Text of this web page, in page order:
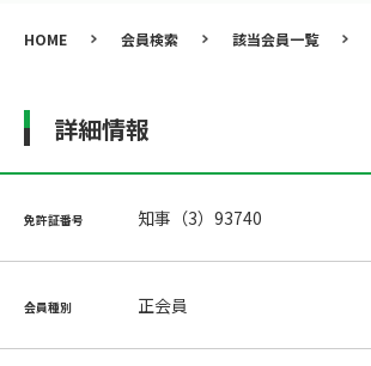
HOME 会員検索 該当会員一覧
詳細情報
免許証番号 知事（3）93740
会員種別 正会員